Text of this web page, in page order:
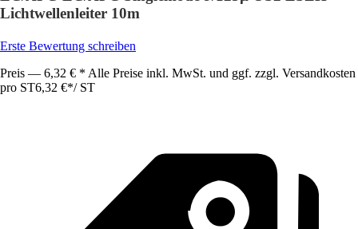
Lichtwellenleiter 10m
Erste Bewertung schreiben
Preis — 6,32 € * Alle Preise inkl. MwSt. und ggf. zzgl. Versandkosten
pro ST6,32 €*/ ST